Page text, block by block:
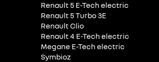
Renault 5 E-Tech electric
Renault 5 Turbo 3E
Renault Clio
Renault 4 E-Tech electric
Megane E-Tech electric
Symbioz